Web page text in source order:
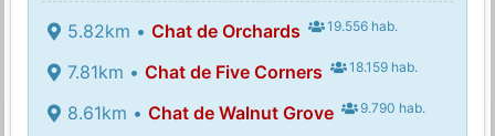
5.82km • Chat de Orchards 19.556 hab.
7.81km • Chat de Five Corners 18.159 hab.
8.61km • Chat de Walnut Grove 9.790 hab.